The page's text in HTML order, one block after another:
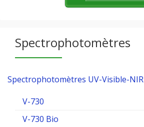
Spectrophotomètres
Spectrophotomètres UV-Visible-NIR
V-730
V-730 Bio